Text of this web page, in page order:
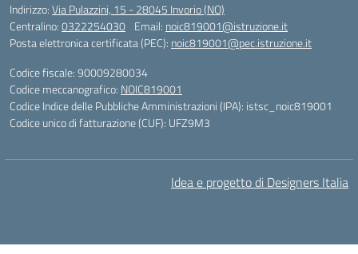
Indirizzo:Via Pulazzini, 15 - 28045 Invorio (NO)
Centralino:0322254030 Email: noic819001@istruzione.it
Posta elettronica certificata (PEC): noic819001@pec.istruzione.it
Codice fiscale: 90009280034
Codice meccanografico: NOIC819001
Codice Indice delle Pubbliche Amministrazioni (IPA): istsc_noic819001
Codice unico di fatturazione (CUF): UFZ9M3
Idea e progetto di Designers Italia